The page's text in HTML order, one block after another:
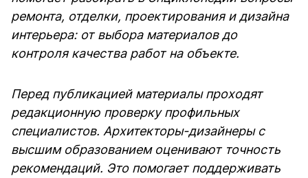
ремонта, отделки, проектирования и дизайна
интерьера: от выбора материалов до
контроля качества работ на объекте.
Перед публикацией материалы проходят
редакционную проверку профильных
специалистов. Архитекторы-дизайнеры с
высшим образованием оценивают точность
рекомендаций. Это помогает поддерживать